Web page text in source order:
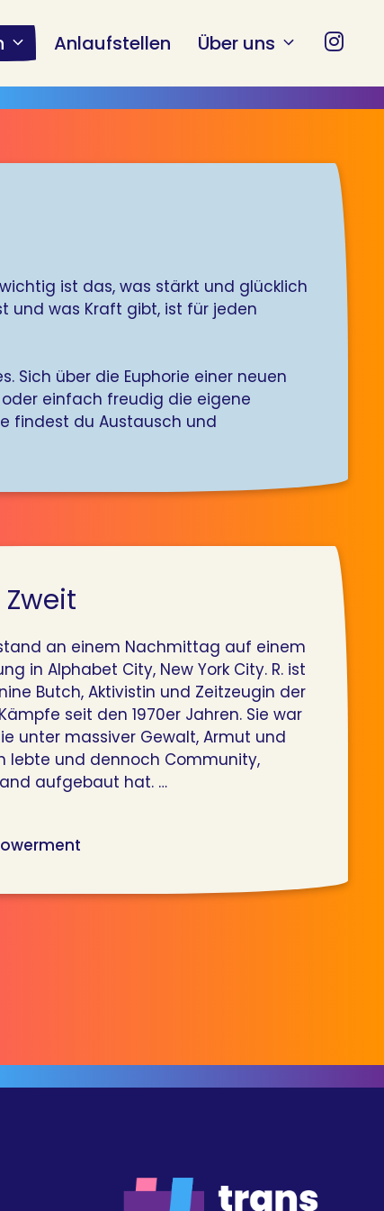
Anlaufstellen Über uns
ist das, was stärkt und glücklich
und was Kraft gibt, ist für jeden
Sich über die Euphorie einer neuen
oder einfach freudig die eigene
findest du Austausch und
an einem Nachmittag auf einem
in Alphabet City, New York City. R. ist
Butch, Aktivistin und Zeitzeugin der
Kämpfe seit den 1970er Jahren. Sie war
unter massiver Gewalt, Armut und
lebte und dennoch Community,
aufgebaut hat. …